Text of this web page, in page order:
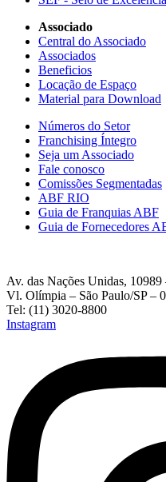
Associado
Central do Associado
Associados
Beneficios
Locação de Espaço
Material para Download
Números do Setor
Franchising Íntegro
Seja um Associado
Fale conosco
Comissões Segmentadas
ABF RIO
Guia de Franquias ABF
Guia de Fornecedores
Av. das Nações Unidas, 10989
Vl. Olímpia – São Paulo/SP –
Tel: (11) 3020-8800
Instagram